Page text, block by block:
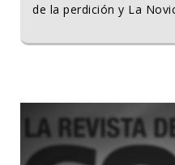
de la perdición y La